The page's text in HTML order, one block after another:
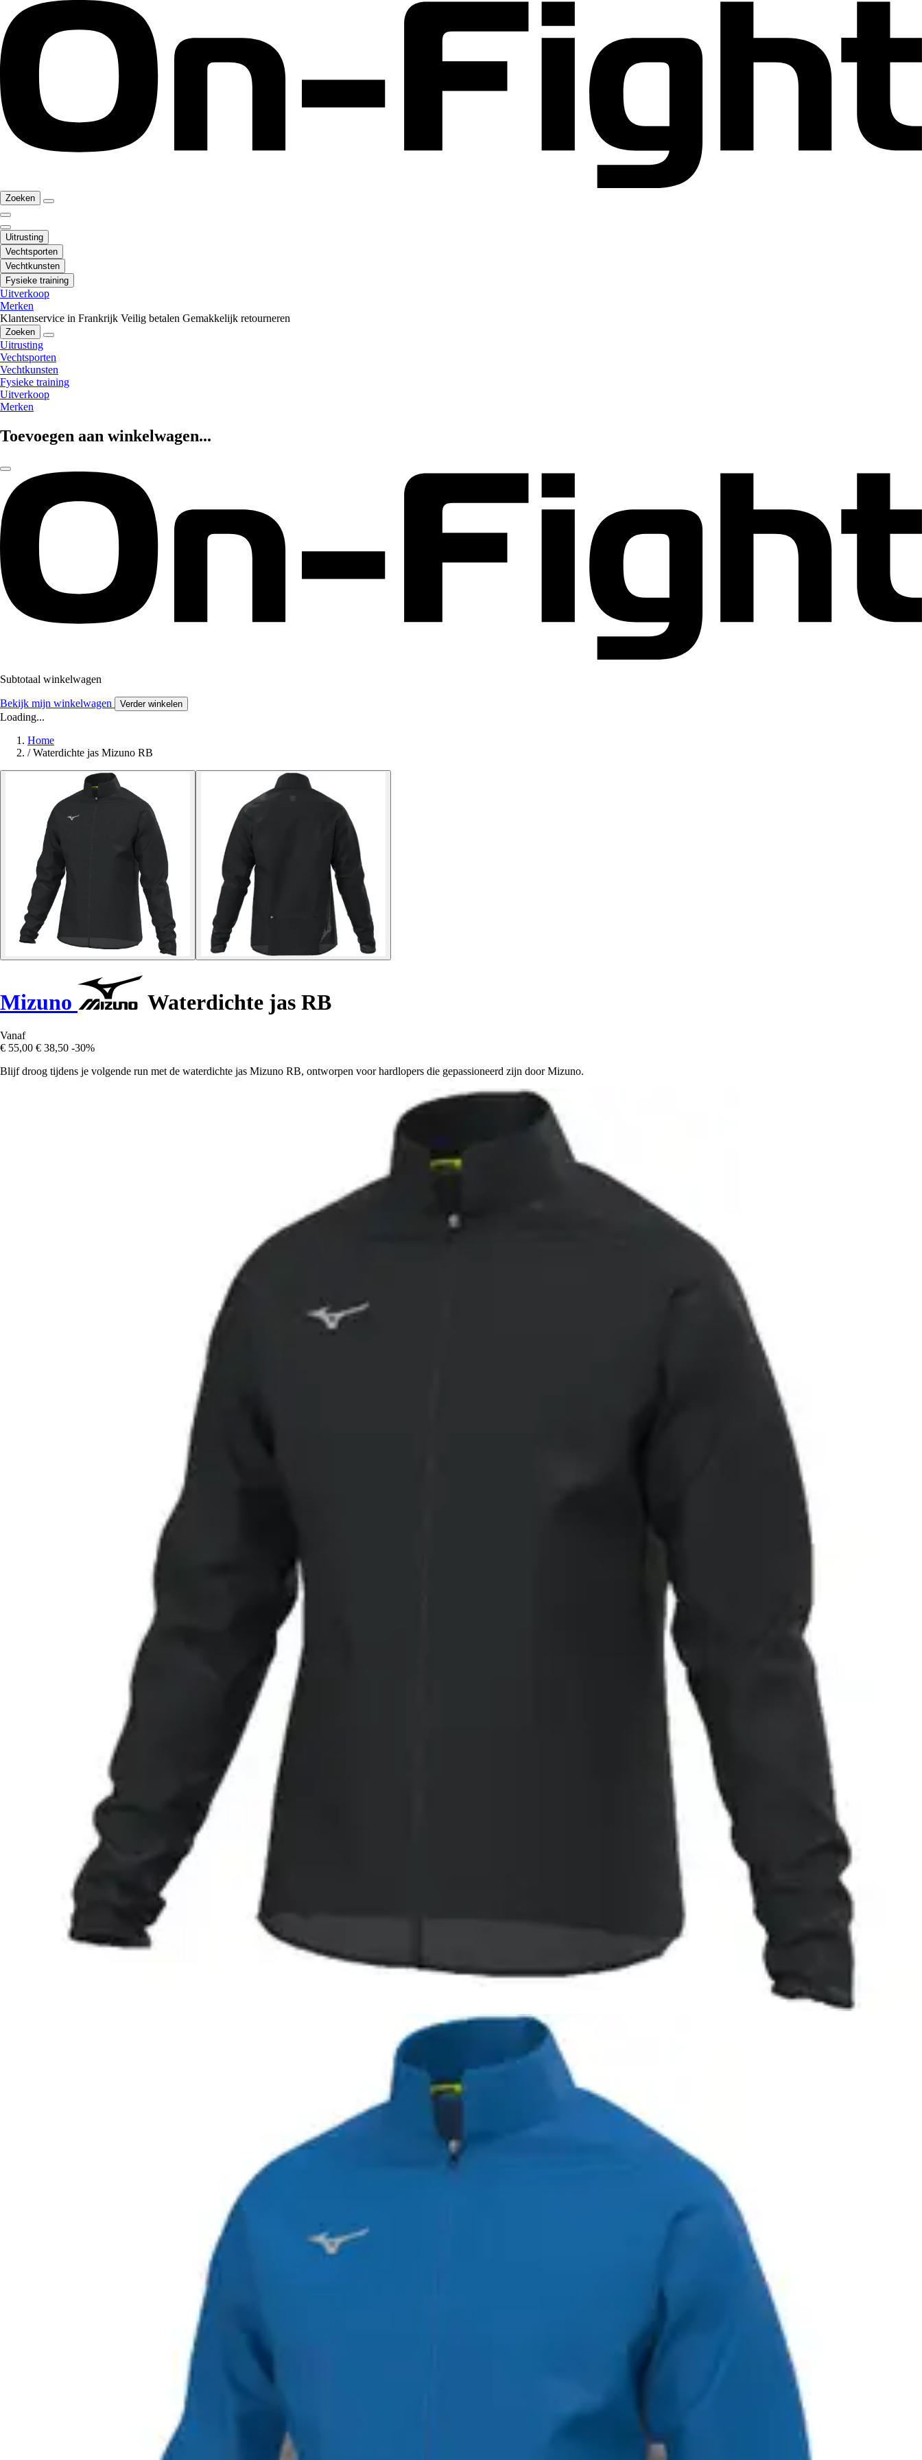
Zoeken
Uitrusting
Vechtsporten
Vechtkunsten
Fysieke training
Uitverkoop
Merken
Klantenservice in Frankrijk Veilig betalen Gemakkelijk retourneren
Zoeken
Uitrusting
Vechtsporten
Vechtkunsten
Fysieke training
Uitverkoop
Merken
Toevoegen aan winkelwagen...
Subtotaal winkelwagen
Bekijk mijn winkelwagen Verder winkelen
Loading...
Home
/ Waterdichte jas Mizuno RB
Mizuno Waterdichte jas RB
Vanaf
€ 55,00 € 38,50 -30%
Blijf droog tijdens je volgende run met de waterdichte jas Mizuno RB, ontworpen voor hardlopers die gepassioneerd zijn door Mizuno.